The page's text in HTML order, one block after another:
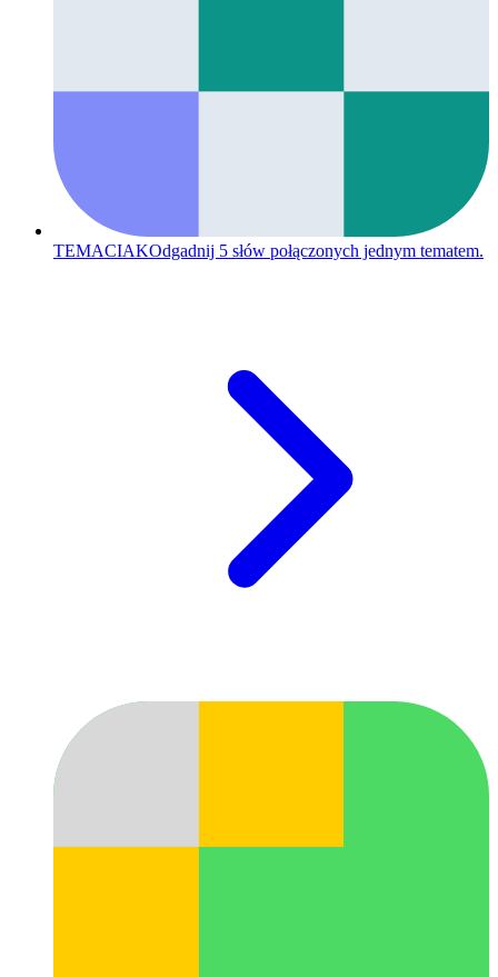
TEMACIAKOdgadnij 5 słów połączonych jednym tematem.